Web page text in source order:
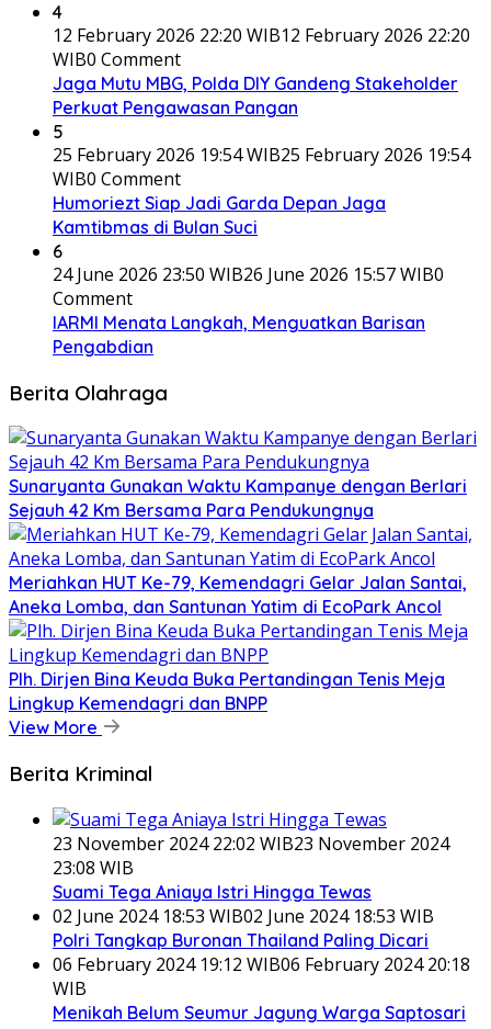
4
12 February 2026 22:20 WIB12 February 2026 22:20
WIB0 Comment
Jaga Mutu MBG, Polda DIY Gandeng Stakeholder
Perkuat Pengawasan Pangan
5
25 February 2026 19:54 WIB25 February 2026 19:54
WIB0 Comment
Humoriezt Siap Jadi Garda Depan Jaga
Kamtibmas di Bulan Suci
6
24 June 2026 23:50 WIB26 June 2026 15:57 WIB0
Comment
IARMI Menata Langkah, Menguatkan Barisan
Pengabdian
Berita Olahraga
Sunaryanta Gunakan Waktu Kampanye dengan Berlari
Sejauh 42 Km Bersama Para Pendukungnya
Meriahkan HUT Ke-79, Kemendagri Gelar Jalan Santai,
Aneka Lomba, dan Santunan Yatim di EcoPark Ancol
Plh. Dirjen Bina Keuda Buka Pertandingan Tenis Meja
Lingkup Kemendagri dan BNPP
View More
Berita Kriminal
23 November 2024 22:02 WIB23 November 2024
23:08 WIB
Suami Tega Aniaya Istri Hingga Tewas
02 June 2024 18:53 WIB02 June 2024 18:53 WIB
Polri Tangkap Buronan Thailand Paling Dicari
06 February 2024 19:12 WIB06 February 2024 20:18
WIB
Menikah Belum Seumur Jagung Warga Saptosari